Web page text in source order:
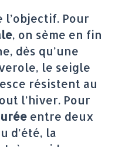
l’objectif. Pour
, on sème en fin
dès qu’une
le seigle
résistent au
l’hiver. Pour
entre deux
d’été, la